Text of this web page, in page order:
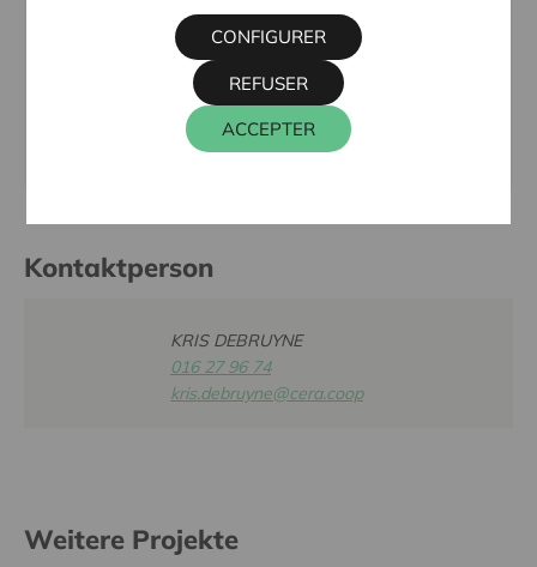
VOEDSELBANK ANTWERPEN-MECHELEN-,
Vosstraat 200 1, 2600 ANTWERPEN
03 645 01 79
Antwerpen@foodbanks.be
www.voedselbanken.be
Kontaktperson
KRIS DEBRUYNE
016 27 96 74
kris.debruyne@cera.coop
Weitere Projekte
ACCEPTER
REFUSER
CONFIGURER